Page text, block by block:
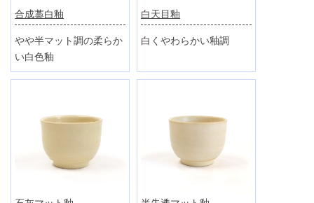
合成藁白釉
やや半マット調の柔らか
い白色釉
白天目釉
白くやわらかい釉調